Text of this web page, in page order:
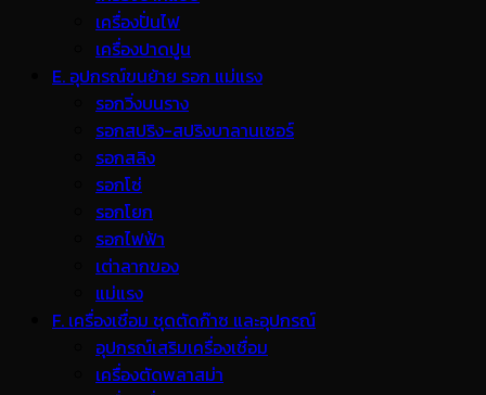
เครื่องปั่นไฟ
เครื่องปาดปูน
E. อุปกรณ์ขนย้าย รอก แม่แรง
รอกวิ่งบนราง
รอกสปริง-สปริงบาลานเซอร์
รอกสลิง
รอกโซ่
รอกโยก
รอกไฟฟ้า
เต่าลากของ
แม่แรง
F. เครื่องเชื่อม ชุดตัดก๊าซ และอุปกรณ์
อุปกรณ์เสริมเครื่องเชื่อม
เครื่องตัดพลาสม่า